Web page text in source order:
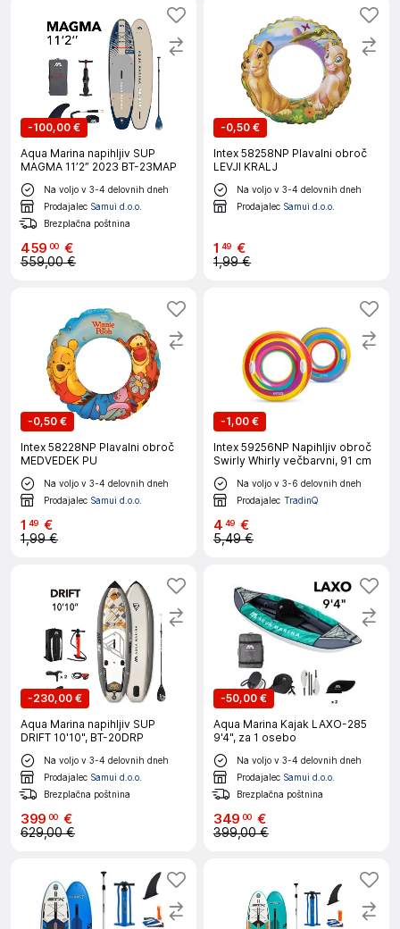
-100,00 €
Aqua Marina napihljiv SUP
MAGMA 11’2” 2023 BT-23MAP
Na voljo v 3-4 delovnih dneh
Prodajalec Samui d.o.o.
Brezplačna poštnina
459 00 €
559,00 €
-0,50 €
Intex 58258NP Plavalni obroč
LEVJI KRALJ
Na voljo v 3-4 delovnih dneh
Prodajalec Samui d.o.o.
1 49 €
1,99 €
-0,50 €
Intex 58228NP Plavalni obroč
MEDVEDEK PU
Na voljo v 3-4 delovnih dneh
Prodajalec Samui d.o.o.
1 49 €
1,99 €
-1,00 €
Intex 59256NP Napihljiv obroč
Swirly Whirly večbarvni, 91 cm
Na voljo v 3-6 delovnih dneh
Prodajalec TradinQ
4 49 €
5,49 €
-230,00 €
Aqua Marina napihljiv SUP
DRIFT 10'10", BT-20DRP
Na voljo v 3-4 delovnih dneh
Prodajalec Samui d.o.o.
Brezplačna poštnina
399 00 €
629,00 €
-50,00 €
Aqua Marina Kajak LAXO-285
9'4", za 1 osebo
Na voljo v 3-4 delovnih dneh
Prodajalec Samui d.o.o.
Brezplačna poštnina
349 00 €
399,00 €